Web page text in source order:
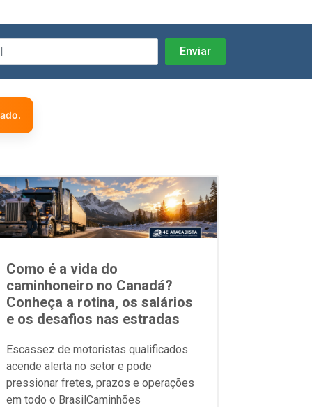
Como é a vida do
caminhoneiro no Canadá?
Conheça a rotina, os salários
e os desafios nas estradas
Escassez de motoristas qualificados
acende alerta no setor e pode
pressionar fretes, prazos e operações
em todo o BrasilCaminhões